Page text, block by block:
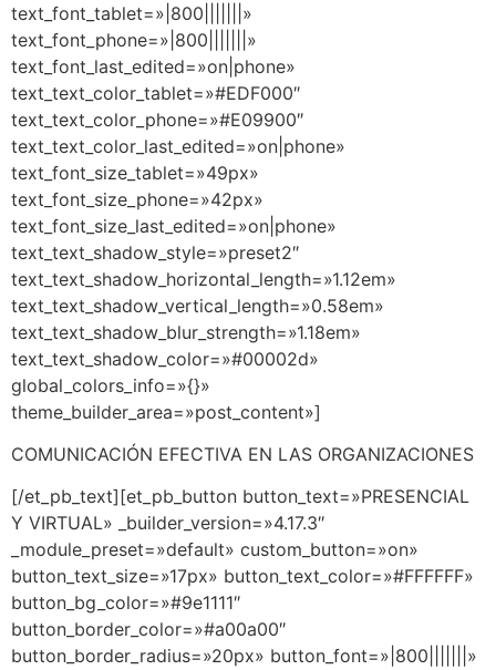
text_font_tablet=»|800|||||||»
text_font_phone=»|800|||||||»
text_font_last_edited=»on|phone»
text_text_color_tablet=»#EDF000″
text_text_color_phone=»#E09900″
text_text_color_last_edited=»on|phone»
text_font_size_tablet=»49px»
text_font_size_phone=»42px»
text_font_size_last_edited=»on|phone»
text_text_shadow_style=»preset2″
text_text_shadow_horizontal_length=»1.12em»
text_text_shadow_vertical_length=»0.58em»
text_text_shadow_blur_strength=»1.18em»
text_text_shadow_color=»#00002d»
global_colors_info=»{}»
theme_builder_area=»post_content»]
COMUNICACIÓN EFECTIVA EN LAS ORGANIZACIONES
[/et_pb_text][et_pb_button button_text=»PRESENCIAL
Y VIRTUAL» _builder_version=»4.17.3″
_module_preset=»default» custom_button=»on»
button_text_size=»17px» button_text_color=»#FFFFFF»
button_bg_color=»#9e1111″
button_border_color=»#a00a00″
button_border_radius=»20px» button_font=»|800|||||||»